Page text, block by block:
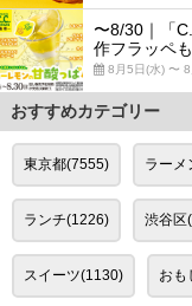
〜8/30｜「
作フラッペ
8月5日(水) 〜
おすすめカテゴリー
東京都(7555) ラーメ
ランチ(1226) 渋谷区
スイーツ(1130) おも